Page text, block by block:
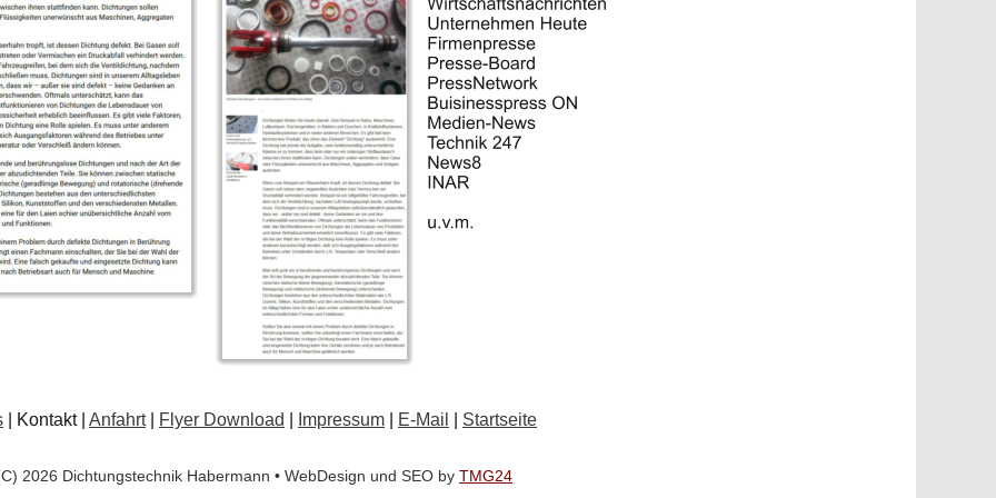
2026 Dichtungstechnik Habermann • WebDesign und SEO by TMG24
| Kontakt | Anfahrt | Flyer Download Impressum E-Mail Startseite